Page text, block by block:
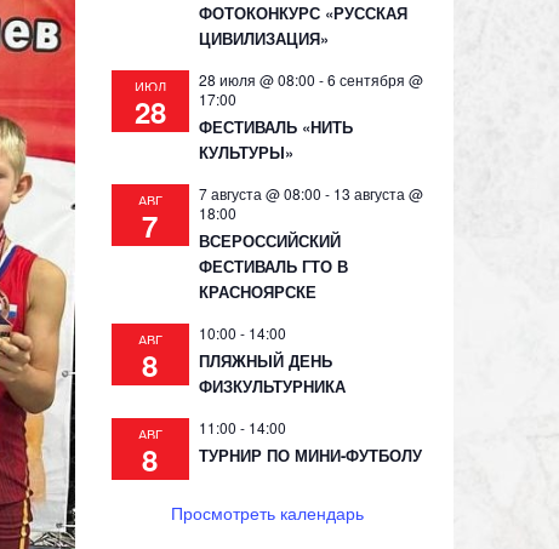
ФОТОКОНКУРС «РУССКАЯ
ЦИВИЛИЗАЦИЯ»
ИЮЛ
28
28 июля @ 08:00 -6 сентября @
17:00
ФЕСТИВАЛЬ «НИТЬ
КУЛЬТУРЫ»
АВГ
7
7 августа @ 08:00 - 13 августа @
18:00
ВСЕРОССИЙСКИЙ
ФЕСТИВАЛЬ ГТО В
КРАСНОЯРСКЕ
АВГ
8
10:00 - 14:00
ПЛЯЖНЫЙ ДЕНЬ
ФИЗКУЛЬТУРНИКА
АВГ
8
11:00 - 14:00
ТУРНИР ПО МИНИ-ФУТБОЛУ
Просмотреть календарь